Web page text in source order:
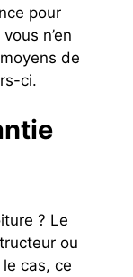
pour
n’en
de
ci.
? Le
ou
le cas, ce